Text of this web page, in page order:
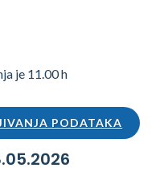
je 11.00 h
PODATAKA